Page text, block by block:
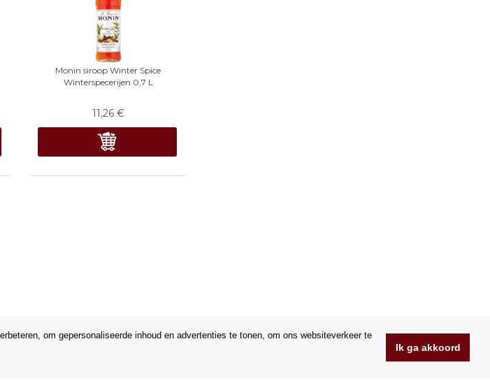
om gepersonaliseerde inhoud en advertenties te tonen, om ons websiteverkeer te
Ik ga akkoord
Monin siroop Winter Spice
Winterspecerijen 0,7 L
11,26 €